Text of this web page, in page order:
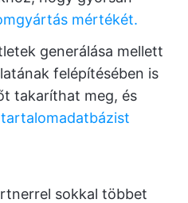
mértékét.
generálása mellett
felépítésében is
takaríthat meg, és
sokkal többet